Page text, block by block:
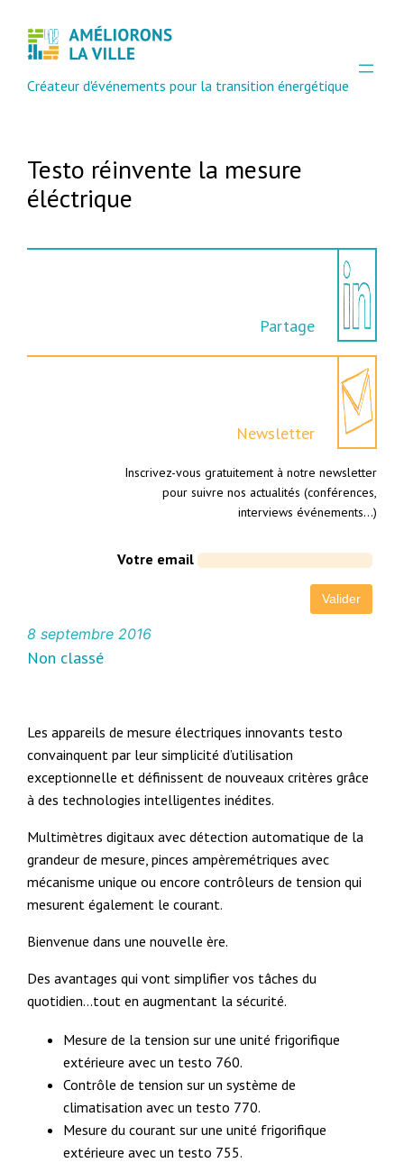
Créateur d'événements pour la transition énergétique
Testo réinvente la mesure
éléctrique
Partage
Newsletter
Inscrivez-vous gratuitement à notre newsletter
pour suivre nos actualités (conférences,
interviews événements…)
Votre email
8 septembre 2016
Non classé
Les appareils de mesure électriques innovants testo
convainquent par leur simplicité d’utilisation
exceptionnelle et définissent de nouveaux critères grâce
à des technologies intelligentes inédites.
Multimètres digitaux avec détection automatique de la
grandeur de mesure, pinces ampèremétriques avec
mécanisme unique ou encore contrôleurs de tension qui
mesurent également le courant.
Bienvenue dans une nouvelle ère.
Des avantages qui vont simplifier vos tâches du
quotidien…tout en augmentant la sécurité.
Mesure de la tension sur une unité frigorifique
extérieure avec un testo 760.
Contrôle de tension sur un système de
climatisation avec un testo 770.
Mesure du courant sur une unité frigorifique
extérieure avec un testo 755.